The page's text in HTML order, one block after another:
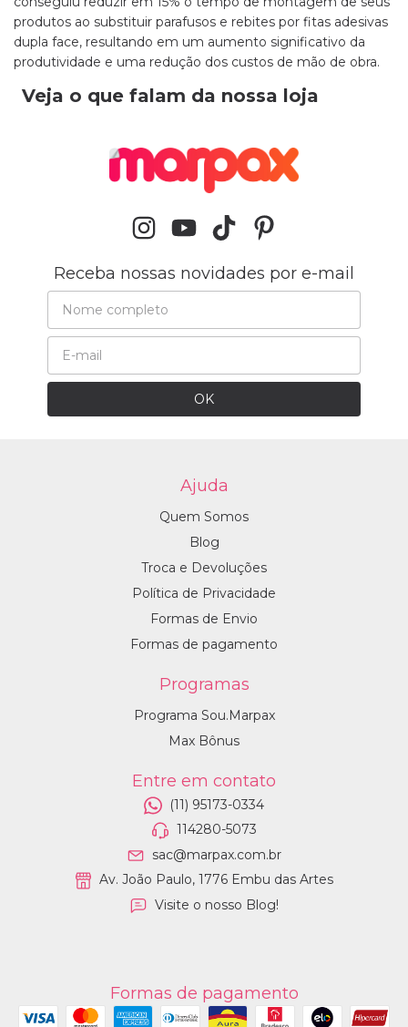
produtos ao substituir parafusos e rebites por fitas adesivas
dupla face, resultando em um aumento significativo da
produtividade e uma redução dos custos de mão de obra.
Veja o que falam da nossa loja
Receba nossas novidades por e-mail
Ajuda
Quem Somos
Blog
Troca e Devoluções
Política de Privacidade
Formas de Envio
Formas de pagamento
Programas
Programa Sou.Marpax
Max Bônus
Entre em contato
(11) 95173-0334
114280-5073
sac@marpax.com.br
Av. João Paulo, 1776 Embu das Artes
Visite o nosso Blog!
Formas de pagamento